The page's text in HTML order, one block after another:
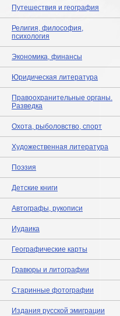
Путешествия и география
Религия, философия,
психология
Экономика, финансы
Юридическая литература
Правоохранительные органы.
Разведка
Охота, рыболовство, спорт
Художественная литература
Поэзия
Детские книги
Автографы, рукописи
Иудаика
Географические карты
Гравюры и литографии
Старинные фотографии
Издания русской эмиграции